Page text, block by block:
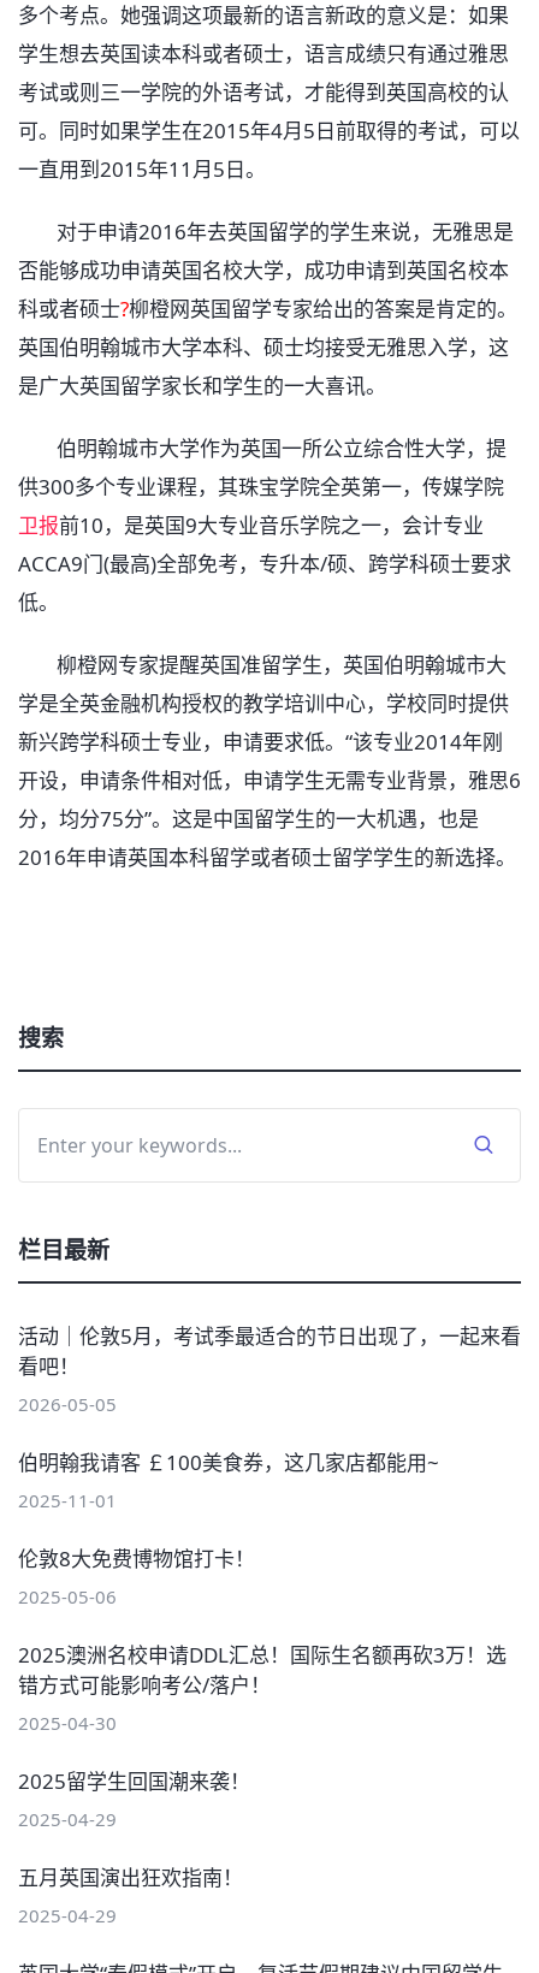
多个考点。她强调这项最新的语言新政的意义是：如果
学生想去英国读本科或者硕士，语言成绩只有通过雅思
考试或则三一学院的外语考试，才能得到英国高校的认
可。同时如果学生在2015年4月5日前取得的考试，可以
一直用到2015年11月5日。
对于申请2016年去英国留学的学生来说，无雅思是
否能够成功申请英国名校大学，成功申请到英国名校本
科或者硕士?柳橙网英国留学专家给出的答案是肯定的。
英国伯明翰城市大学本科、硕士均接受无雅思入学，这
是广大英国留学家长和学生的一大喜讯。
伯明翰城市大学作为英国一所公立综合性大学，提
供300多个专业课程，其珠宝学院全英第一，传媒学院
卫报前10，是英国9大专业音乐学院之一，会计专业
ACCA9门(最高)全部免考，专升本/硕、跨学科硕士要求
低。
柳橙网专家提醒英国准留学生，英国伯明翰城市大
学是全英金融机构授权的教学培训中心，学校同时提供
新兴跨学科硕士专业，申请要求低。“该专业2014年刚
开设，申请条件相对低，申请学生无需专业背景，雅思6
分，均分75分”。这是中国留学生的一大机遇，也是
2016年申请英国本科留学或者硕士留学学生的新选择。
搜索
栏目最新
活动｜伦敦5月，考试季最适合的节日出现了，一起来看
看吧！
2026-05-05
伯明翰我请客 ￡100美食券，这几家店都能用~
2025-11-01
伦敦8大免费博物馆打卡！
2025-05-06
2025澳洲名校申请DDL汇总！国际生名额再砍3万！选
错方式可能影响考公/落户！
2025-04-30
2025留学生回国潮来袭！
2025-04-29
五月英国演出狂欢指南！
2025-04-29